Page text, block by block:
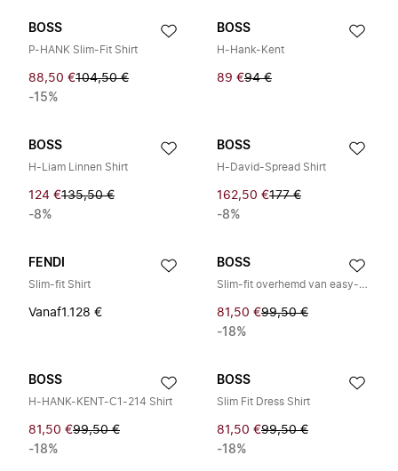
BOSS
P-HANK Slim-Fit Shirt
88,50 €104,50 €
-15%
BOSS
H-Hank-Kent
89 €94 €
BOSS
H-Liam Linnen Shirt
124 €135,50 €
-8%
BOSS
H-David-Spread Shirt
162,50 €177 €
-8%
FENDI
Slim-fit Shirt
Vanaf1.128 €
BOSS
Slim-fit overhemd van easy-iron stretch katoenpopeline
81,50 €99,50 €
-18%
BOSS
H-HANK-KENT-C1-214 Shirt
81,50 €99,50 €
-18%
BOSS
Slim Fit Dress Shirt
81,50 €99,50 €
-18%